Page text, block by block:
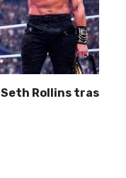
Seth Rollins tras